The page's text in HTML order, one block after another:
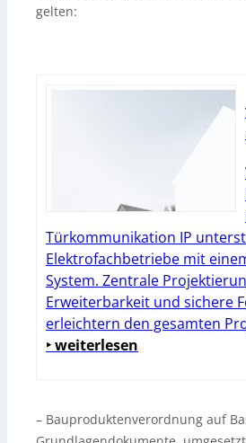
gelten:
Türkommunikation IP
Elektrofachbetriebe mit
System. Zentrale
Erweiterbarkeit und sichere
erleichtern den gesamten
‣ weiterlesen
– Bauproduktenverordnung auf